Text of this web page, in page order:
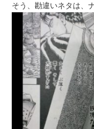
そう、勘違いネタは、